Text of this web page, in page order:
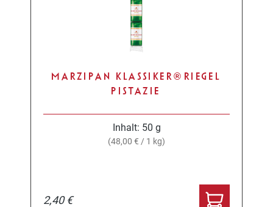
MARZIPAN KLASSIKER® RIEGEL
PISTAZIE
Inhalt: 50 g
(48,00 € / 1 kg)
2,40 €